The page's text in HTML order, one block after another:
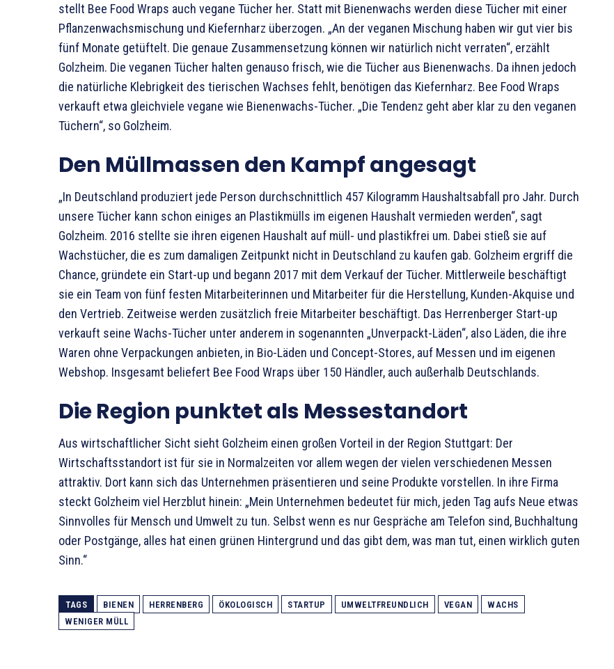
stellt Bee Food Wraps auch vegane Tücher her. Statt mit Bienenwachs werden diese Tücher mit einer
Pflanzenwachsmischung und Kiefernharz überzogen. „An der veganen Mischung haben wir gut vier bis
fünf Monate getüftelt. Die genaue Zusammensetzung können wir natürlich nicht verraten“, erzählt
Golzheim. Die veganen Tücher halten genauso frisch, wie die Tücher aus Bienenwachs. Da ihnen jedoch
die natürliche Klebrigkeit des tierischen Wachses fehlt, benötigen das Kiefernharz. Bee Food Wraps
verkauft etwa gleichviele vegane wie Bienenwachs-Tücher. „Die Tendenz geht aber klar zu den veganen
Tüchern“, so Golzheim.
Den Müllmassen den Kampf angesagt
„In Deutschland produziert jede Person durchschnittlich 457 Kilogramm Haushaltsabfall pro Jahr. Durch
unsere Tücher kann schon einiges an Plastikmülls im eigenen Haushalt vermieden werden“, sagt
Golzheim. 2016 stellte sie ihren eigenen Haushalt auf müll- und plastikfrei um. Dabei stieß sie auf
Wachstücher, die es zum damaligen Zeitpunkt nicht in Deutschland zu kaufen gab. Golzheim ergriff die
Chance, gründete ein Start-up und begann 2017 mit dem Verkauf der Tücher. Mittlerweile beschäftigt
sie ein Team von fünf festen Mitarbeiterinnen und Mitarbeiter für die Herstellung, Kunden-Akquise und
den Vertrieb. Zeitweise werden zusätzlich freie Mitarbeiter beschäftigt. Das Herrenberger Start-up
verkauft seine Wachs-Tücher unter anderem in sogenannten „Unverpackt-Läden“, also Läden, die ihre
Waren ohne Verpackungen anbieten, in Bio-Läden und Concept-Stores, auf Messen und im eigenen
Webshop. Insgesamt beliefert Bee Food Wraps über 150 Händler, auch außerhalb Deutschlands.
Die Region punktet als Messestandort
Aus wirtschaftlicher Sicht sieht Golzheim einen großen Vorteil in der Region Stuttgart: Der
Wirtschaftsstandort ist für sie in Normalzeiten vor allem wegen der vielen verschiedenen Messen
attraktiv. Dort kann sich das Unternehmen präsentieren und seine Produkte vorstellen. In ihre Firma
steckt Golzheim viel Herzblut hinein: „Mein Unternehmen bedeutet für mich, jeden Tag aufs Neue etwas
Sinnvolles für Mensch und Umwelt zu tun. Selbst wenn es nur Gespräche am Telefon sind, Buchhaltung
oder Postgänge, alles hat einen grünen Hintergrund und das gibt dem, was man tut, einen wirklich guten
Sinn.“
TAGS BIENEN HERRENBERG ÖKOLOGISCH STARTUP UMWELTFREUNDLICH VEGAN
WACHS
WENIGER MÜLL